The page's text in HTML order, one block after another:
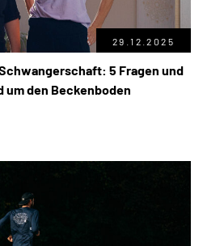
29.12.2025
5 Fragen und
um den Beckenboden